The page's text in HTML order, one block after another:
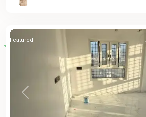
Previous
Featured